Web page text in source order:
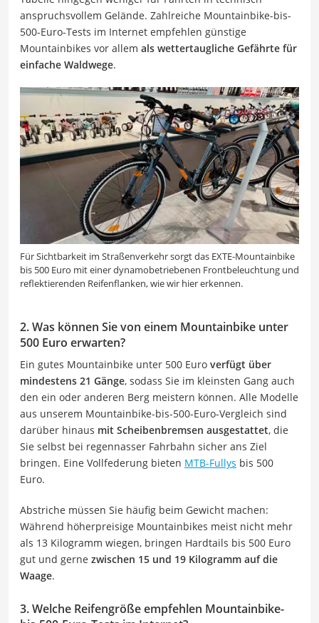
anspruchsvollem Gelände. Zahlreiche Mountainbike-bis-
500-Euro-Tests im Internet empfehlen günstige
Mountainbikes vor allem als wettertaugliche Gefährte für
einfache Waldwege.
Für Sichtbarkeit im Straßenverkehr sorgt das EXTE-Mountainbike
bis 500 Euro mit einer dynamobetriebenen Frontbeleuchtung und
reflektierenden Reifenflanken, wie wir hier erkennen.
2. Was können Sie von einem Mountainbike unter
500 Euro erwarten?
Ein gutes Mountainbike unter 500 Euro verfügt über
mindestens 21 Gänge, sodass Sie im kleinsten Gang auch
den ein oder anderen Berg meistern können. Alle Modelle
aus unserem Mountainbike-bis-500-Euro-Vergleich sind
darüber hinaus mit Scheibenbremsen ausgestattet, die
Sie selbst bei regennasser Fahrbahn sicher ans Ziel
bringen. Eine Vollfederung bieten MTB-Fullys bis 500
Euro.
Abstriche müssen Sie häufig beim Gewicht machen:
Während höherpreisige Mountainbikes meist nicht mehr
als 13 Kilogramm wiegen, bringen Hardtails bis 500 Euro
gut und gerne zwischen 15 und 19 Kilogramm auf die
Waage.
3. Welche Reifengröße empfehlen Mountainbike-